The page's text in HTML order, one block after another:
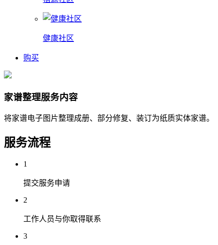
健康社区
购买
家谱整理服务内容
将家谱电子图片整理成册、部分修复、装订为纸质实体家谱。
服务流程
1
提交服务申请
2
工作人员与你取得联系
3